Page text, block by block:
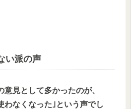
い派の声
見として多かったのが、
わなくなった｣という声でし